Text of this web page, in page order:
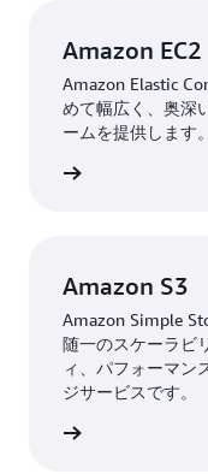
可能と見込んでいま
本舘氏は「窓口を
テム構築ができま
これまでアイシー
回は移行しなかっ
め、さらなる利便
ついて、本舘氏は
「『デジタルのチ
Amazon EC2
Amazon Elastic
めて幅広く、奥深
ームを提供します。
Amazon S3
Amazon Simple
随一のスケーラビ
ィ、パフォーマン
ジサービスです。